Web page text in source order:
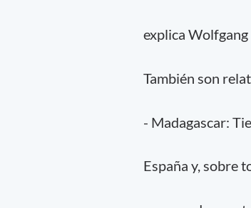
explica
También son
- Madagascar:
España y, sobre